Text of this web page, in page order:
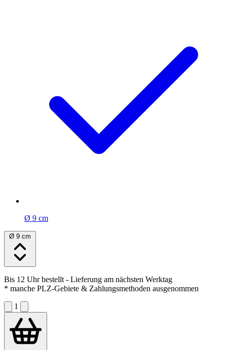
Ø 9 cm
Ø 9 cm
Bis 12 Uhr bestellt- Lieferung am nächsten Werktag
* manche PLZ-Gebiete & Zahlungsmethoden ausgenommen
1